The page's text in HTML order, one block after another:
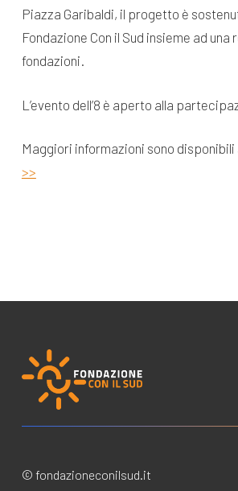
Piazza Garibaldi, il progetto è
Fondazione Con il Sud insieme ad
fondazioni.
L’evento dell’8 è aperto alla
Maggiori informazioni sono disponibili
>>
© fondazioneconilsud.it